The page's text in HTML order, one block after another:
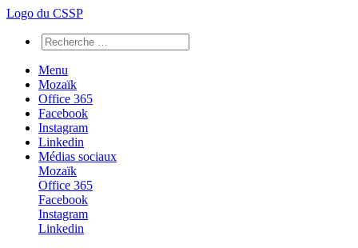
Logo du CSSP
Menu
Mozaïk
Office 365
Facebook
Instagram
Linkedin
Médias sociaux
Mozaïk
Office 365
Facebook
Instagram
Linkedin